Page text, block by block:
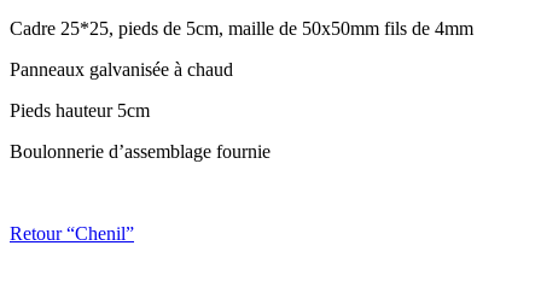
Cadre 25*25, pieds de 5cm, maille de 50x50mm fils de 4mm
Panneaux galvanisée à chaud
Pieds hauteur 5cm
Boulonnerie d’assemblage fournie
Retour “Chenil”